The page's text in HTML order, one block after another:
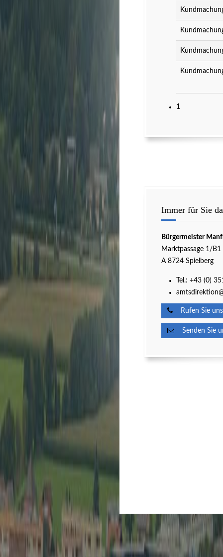
1
Immer für Sie
Bürgermeister
Marktpassage 1/B1
A 8724 Spielberg
Tel.: +43 (0)
Rufen Sie
Senden Sie